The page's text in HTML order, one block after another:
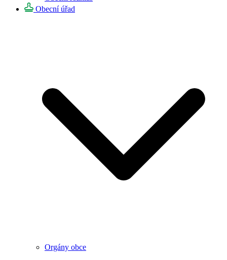
Obecní úřad
Orgány obce